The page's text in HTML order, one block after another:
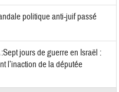
politique anti-juif passé
jours de guerre en Israël :
l’inaction de la députée